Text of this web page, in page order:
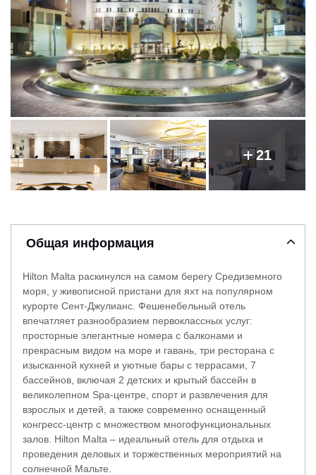
21
Общая информация
Hilton Malta раскинулся на самом берегу Средиземного
моря, у живописной пристани для яхт на популярном
курорте Сент-Джулианс. Фешенебельный отель
впечатляет разнообразием первоклассных услуг:
просторные элегантные номера с балконами и
прекрасным видом на море и гавань, три ресторана с
изысканной кухней и уютные бары с террасами, 7
бассейнов, включая 2 детских и крытый бассейн в
великолепном Spa-центре, спорт и развлечения для
взрослых и детей, а также современно оснащенный
конгресс-центр с множеством многофункциональных
залов. Hilton Malta – идеальный отель для отдыха и
проведения деловых и торжественных мероприятий на
солнечной Мальте.